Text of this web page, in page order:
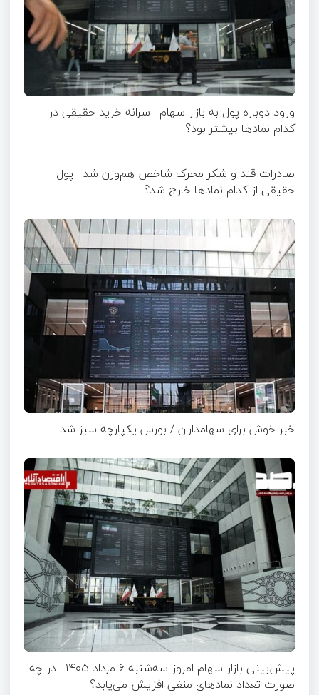
ورود دوباره پول به بازار سهام | سرانه خرید حقیقی در
کدام نماد‌ها بیشتر بود؟
صادرات قند و شکر محرک شاخص هم‌وزن شد | پول
حقیقی از کدام نماد‌ها خارج شد؟
خبر خوش برای سهامداران / بورس یکپارچه سبز شد
پیش‌بینی بازار سهام امروز سه‌شنبه ۶ مرداد ۱۴۰۵ | در چه
صورت تعداد نماد‌های منفی افزایش می‌یابد؟